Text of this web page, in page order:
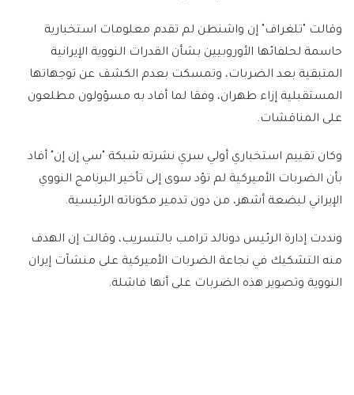
وقالت "تلغراف" إن واشنطن لم تقدم معلومات استخبارية
حاسمة لحلفائها الأوروبيين بشأن القدرات النووية الإيرانية
المتبقية بعد الضربات، وتمسكت بعدم الكشف عن توجهاتها
المستقبلية إزاء طهران، وفقا لما أفاد به مسؤولون مطلعون
على المناقشات.
وكان تقييم استخباري أولي سري نشرته شبكة "سي إن إن" أفاد
بأن الضربات الأميركية لم تؤد سوى إلى تأخير البرنامج النووي
الإيراني لبضعة أشهر، من دون تدمير مكوناته الرئيسية.
ونددت إدارة الرئيس دونالد ترامب بالتسريب، وقالت إن الهدف
منه التشكيك في نجاعة الضربات الأميركية على منشآت إيران
النووية وتصوير هذه الضربات على أنها فاشلة.